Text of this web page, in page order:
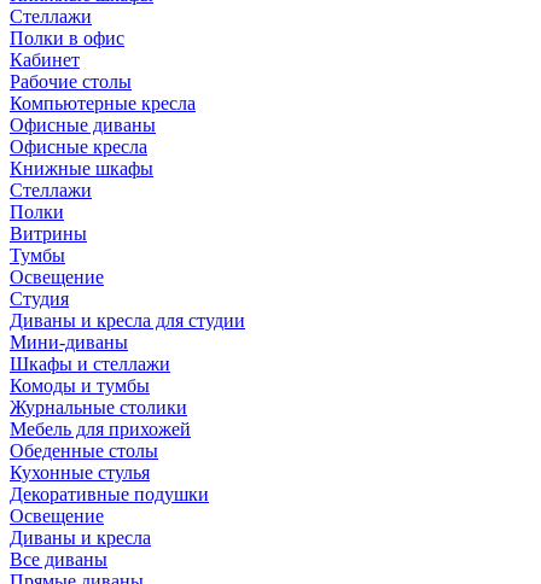
Стеллажи
Полки в офис
Кабинет
Рабочие столы
Компьютерные кресла
Офисные диваны
Офисные кресла
Книжные шкафы
Стеллажи
Полки
Витрины
Тумбы
Освещение
Студия
Диваны и кресла для студии
Мини-диваны
Шкафы и стеллажи
Комоды и тумбы
Журнальные столики
Мебель для прихожей
Обеденные столы
Кухонные стулья
Декоративные подушки
Освещение
Диваны и кресла
Все диваны